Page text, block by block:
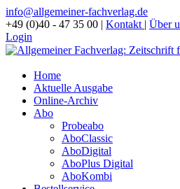
info@allgemeiner-fachverlag.de
+49 (0)40 - 47 35 00 | Kontakt | Über
Login
Home
Aktuelle Ausgabe
Online-Archiv
Abo
Probeabo
AboClassic
AboDigital
AboPlus Digital
AboKombi